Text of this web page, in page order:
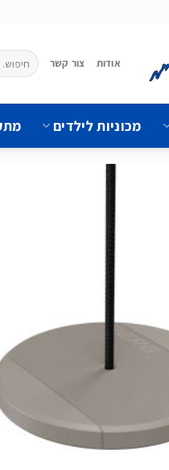
אודות צור קשר
חיפוש
עבור:
מכוניות לילדים